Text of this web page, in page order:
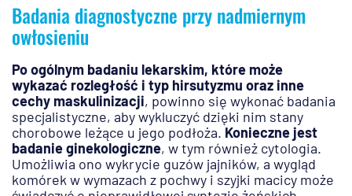
Badania diagnostyczne przy nadmiernym
owłosieniu
Po ogólnym badaniu lekarskim, które może
wykazać rozległość i typ hirsutyzmu oraz inne
cechy maskulinizacji, powinno się wykonać badania
specjalistyczne, aby wykluczyć dzięki nim stany
chorobowe leżące u jego podłoża. Konieczne jest
badanie ginekologiczne, w tym również cytologia.
Umożliwia ono wykrycie guzów jajników, a wygląd
komórek w wymazach z pochwy i szyjki macicy może